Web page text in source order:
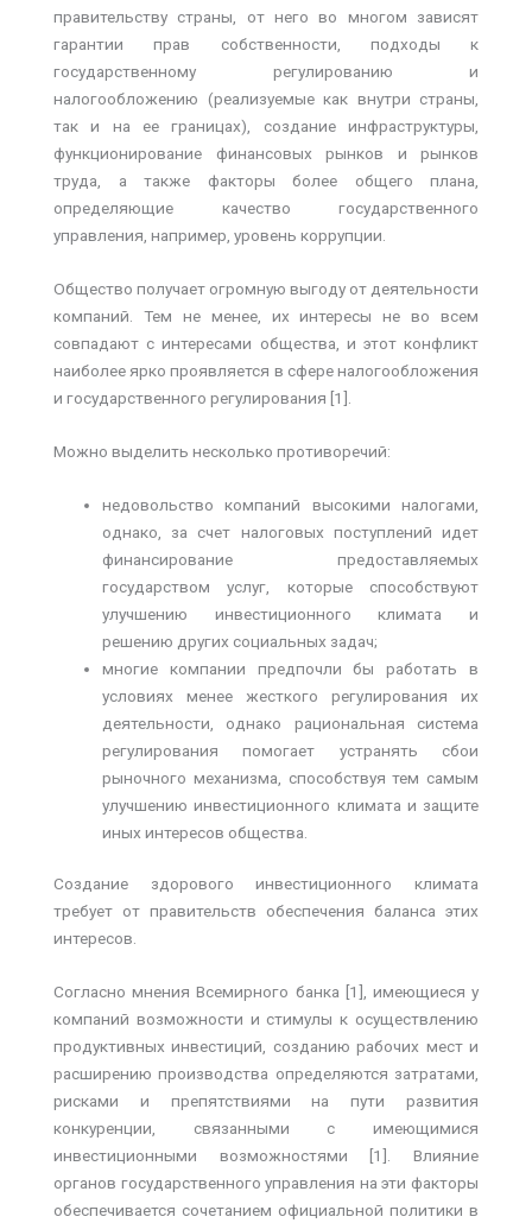
правительству страны, от него во многом зависят
гарантии прав собственности, подходы к
государственному регулированию и
налогообложению (реализуемые как внутри страны,
так и на ее границах), создание инфраструктуры,
функционирование финансовых рынков и рынков
труда, а также факторы более общего плана,
определяющие качество государственного
управления, например, уровень коррупции.
Общество получает огромную выгоду от деятельности
компаний. Тем не менее, их интересы не во всем
совпадают с интересами общества, и этот конфликт
наиболее ярко проявляется в сфере налогообложения
и государственного регулирования [1].
Можно выделить несколько противоречий:
недовольство компаний высокими налогами,
однако, за счет налоговых поступлений идет
финансирование предоставляемых
государством услуг, которые способствуют
улучшению инвестиционного климата и
решению других социальных задач;
многие компании предпочли бы работать в
условиях менее жесткого регулирования их
деятельности, однако рациональная система
регулирования помогает устранять сбои
рыночного механизма, способствуя тем самым
улучшению инвестиционного климата и защите
иных интересов общества.
Создание здорового инвестиционного климата
требует от правительств обеспечения баланса этих
интересов.
Согласно мнения Всемирного банка [1], имеющиеся у
компаний возможности и стимулы к осуществлению
продуктивных инвестиций, созданию рабочих мест и
расширению производства определяются затратами,
рисками и препятствиями на пути развития
конкуренции, связанными с имеющимися
инвестиционными возможностями [1]. Влияние
органов государственного управления на эти факторы
обеспечивается сочетанием официальной политики в